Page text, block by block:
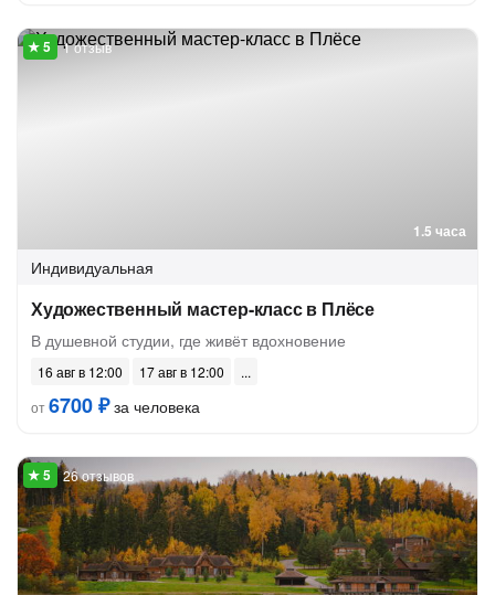
1.5 часа
1 отзыв
Индивидуальная
Художественный мастер-класс в Плёсе
В душевной студии, где живёт вдохновение
16 авг в 12:00
17 авг в 12:00
от6700 ₽за человека
26 отзывов